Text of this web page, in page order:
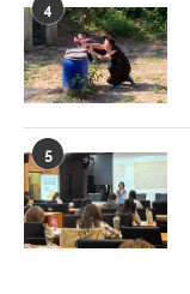
4
5